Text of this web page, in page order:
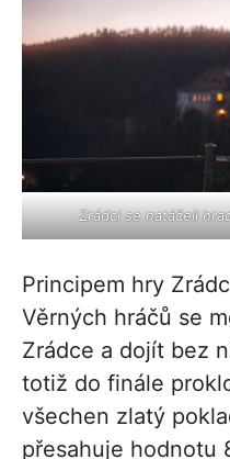
Zrádci se natáčeli
Principem hry
Věrných hráčů se
Zrádce a dojít bez
totiž do finále
všechen zlatý
přesahuje hodnotu